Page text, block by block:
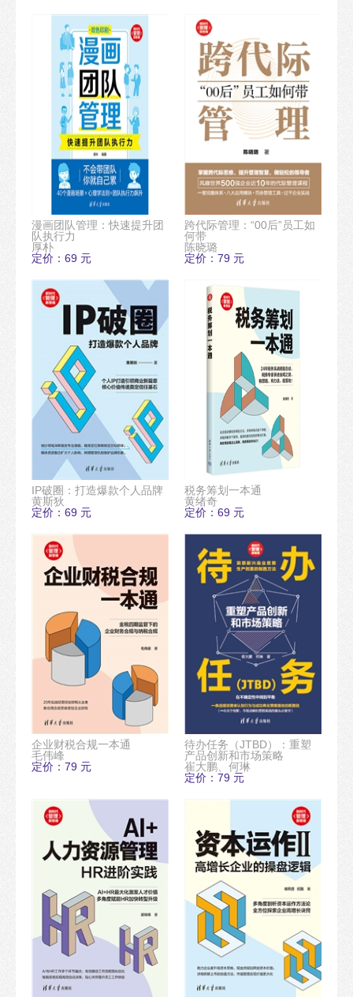
漫画团队管理：快速提升团
队执行力
厚朴
定价：69 元
跨代际管理：“00后”员工如
何带
陈晓璐
定价：79 元
IP破圈：打造爆款个人品牌
黄斯狄
定价：69 元
税务筹划一本通
黄绪奇
定价：69 元
企业财税合规一本通
毛伟峰
定价：79 元
待办任务（JTBD）：重塑
产品创新和市场策略
崔大鹏、何琳
定价：79 元